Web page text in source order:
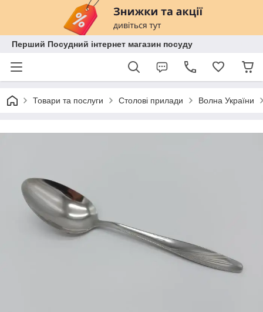
Перший Посудний інтернет магазин посуду
Товари та послуги Столові прилади Волна України